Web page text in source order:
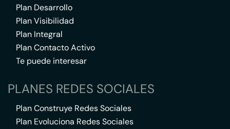
Plan Desarrollo
Plan Visibilidad
Plan Integral
Plan Contacto Activo
Te puede interesar
PLANES REDES SOCIALES
Plan Construye Redes Sociales
Plan Evoluciona Redes Sociales